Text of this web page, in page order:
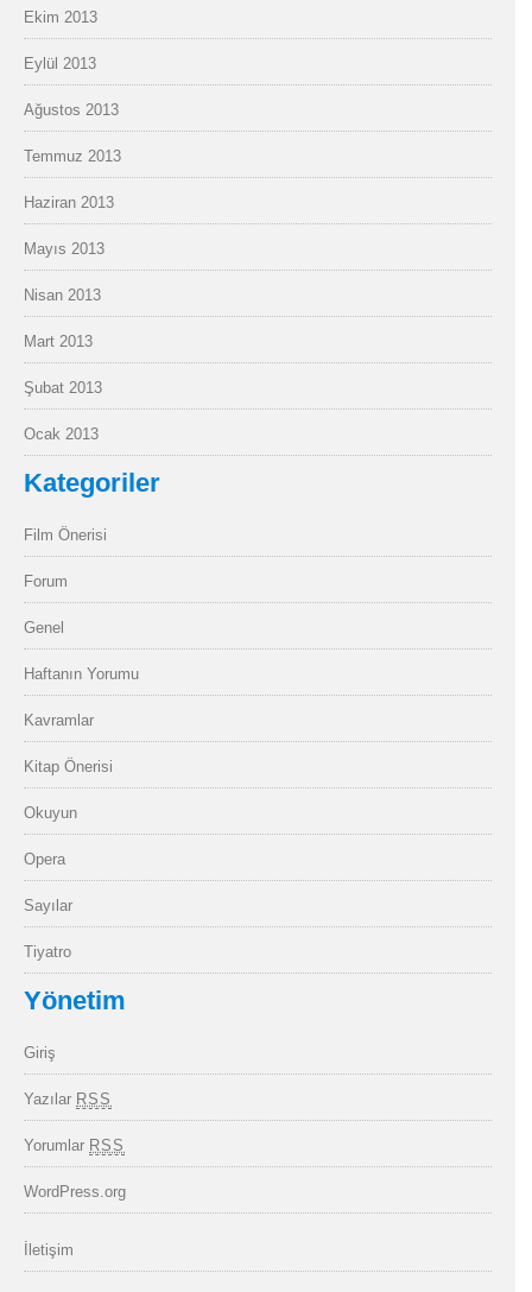
Ekim 2013
Eylül 2013
Ağustos 2013
Temmuz 2013
Haziran 2013
Mayıs 2013
Nisan 2013
Mart 2013
Şubat 2013
Ocak 2013
Kategoriler
Film Önerisi
Forum
Genel
Haftanın Yorumu
Kavramlar
Kitap Önerisi
Okuyun
Opera
Sayılar
Tiyatro
Yönetim
Giriş
Yazılar RSS
Yorumlar RSS
WordPress.org
İletişim